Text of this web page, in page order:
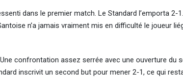
dans le premier match. Le Standard l’emporta 2-
n’a jamais vraiment mis en difficulté le joueur
confrontation assez serrée avec une ouverture du
inscrivit un second but pour mener 2-1, ce qui